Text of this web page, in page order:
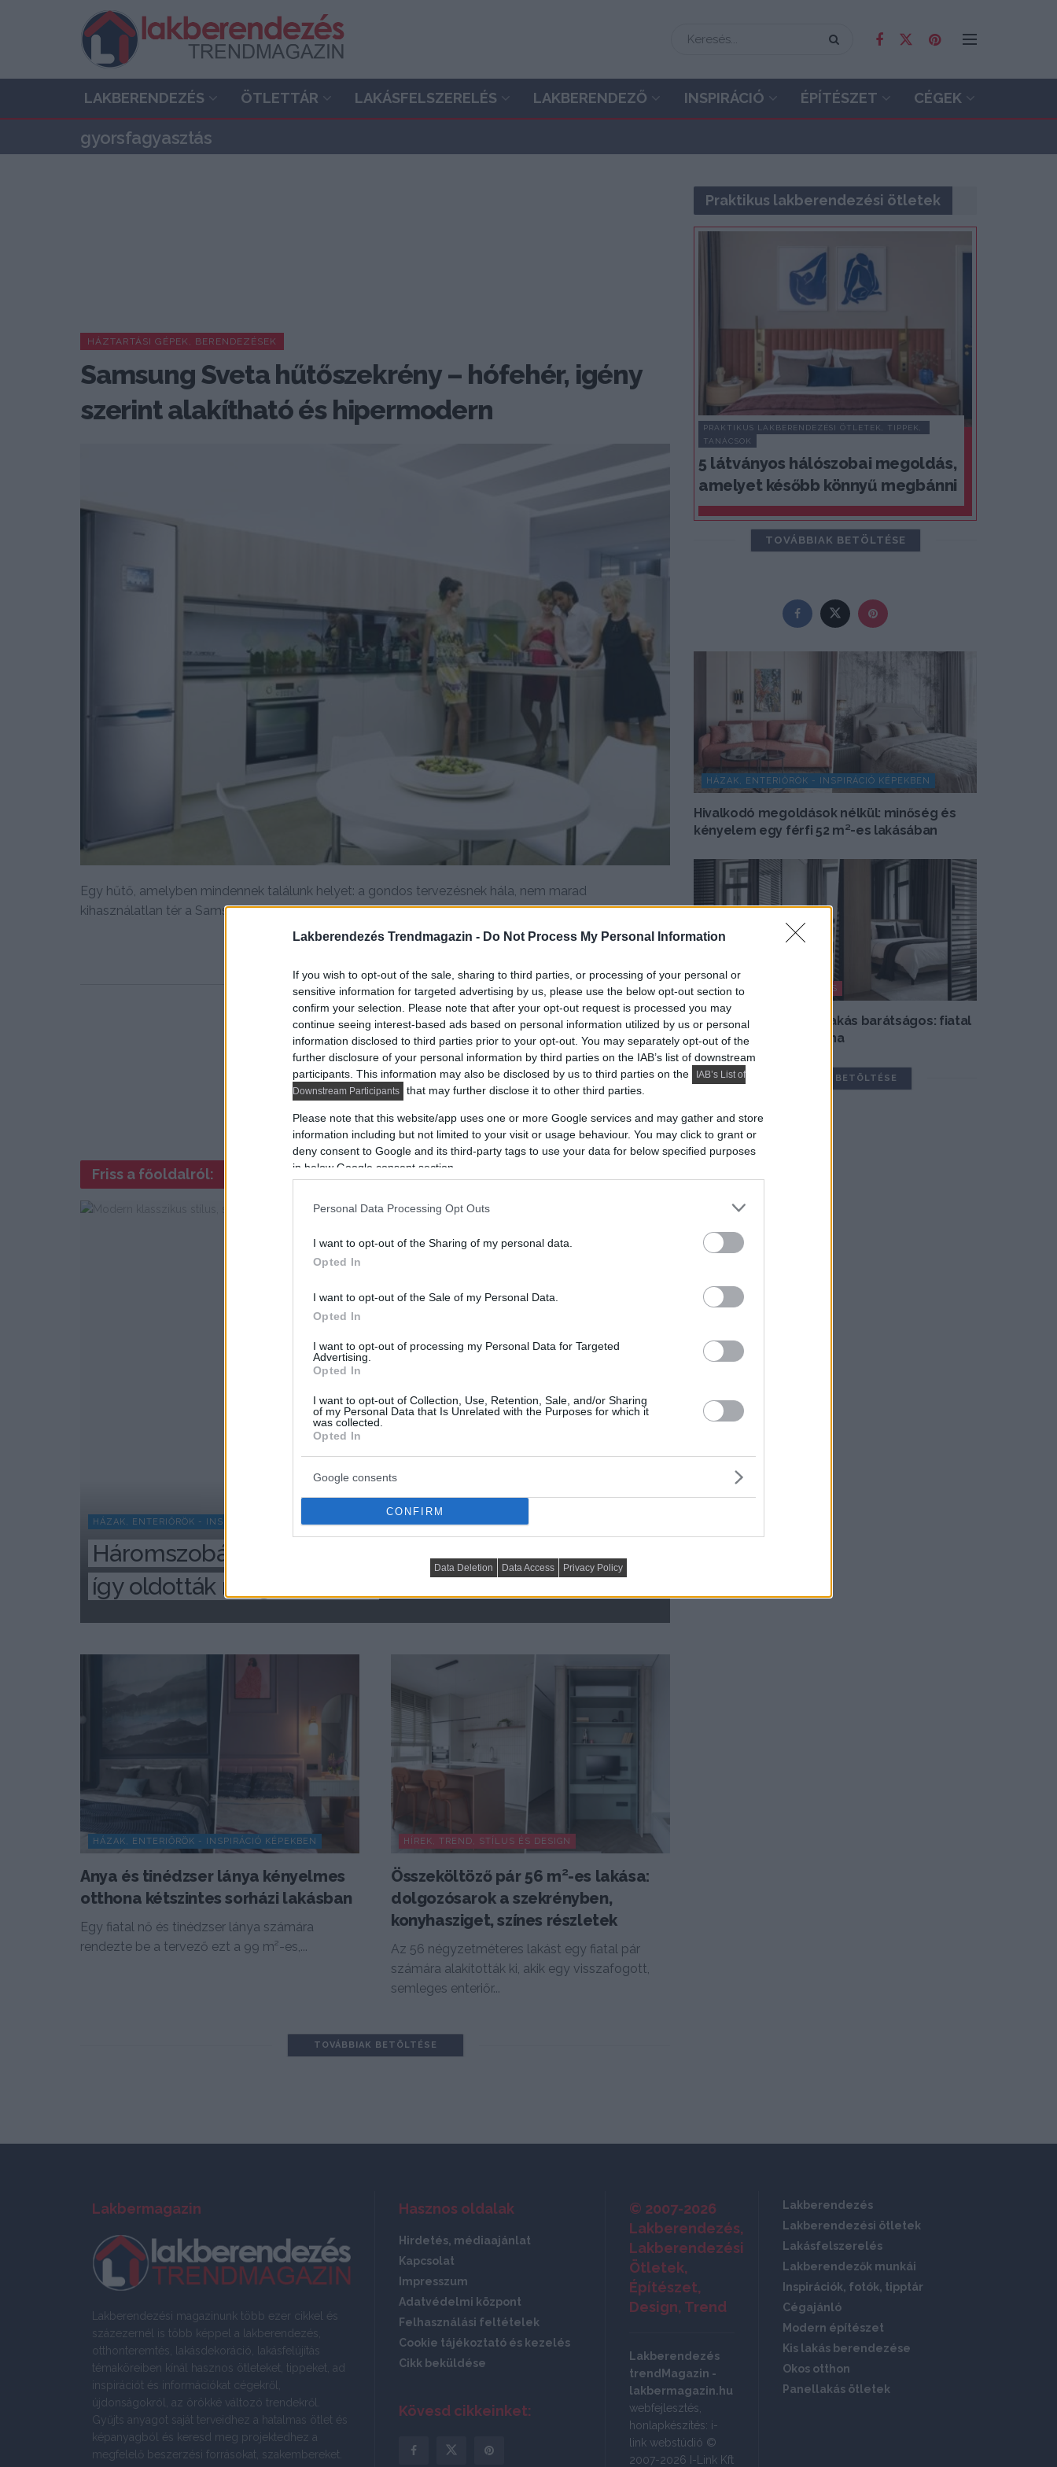
Lakberendezés Trendmagazin - Do Not Process My Personal Information
If you wish to opt-out of the sale, sharing to third parties, or processing of your personal or
sensitive information for targeted advertising by us, please use the below opt-out section to
confirm your selection. Please note that after your opt-out request is processed you may
continue seeing interest-based ads based on personal information utilized by us or personal
information disclosed to third parties prior to your opt-out. You may separately opt-out of the
further disclosure of your personal information by third parties on the IAB’s list of downstream
participants. This information may also be disclosed by us to third parties on the
IAB’s List of
Downstream Participants
that may further disclose it to other third parties.
Please note that this website/app uses one or more Google services and may gather and store
information including but not limited to your visit or usage behaviour. You may click to grant or
deny consent to Google and its third-party tags to use your data for below specified purposes
in below Google consent section.
Personal Data Processing Opt Outs
I want to opt-out of the Sharing of my personal data.
Opted In
I want to opt-out of the Sale of my Personal Data.
Opted In
I want to opt-out of processing my Personal Data for Targeted
Advertising.
Opted In
I want to opt-out of Collection, Use, Retention, Sale, and/or Sharing
of my Personal Data that Is Unrelated with the Purposes for which it
was collected.
Opted In
Google consents
CONFIRM
Data Deletion Data Access Privacy Policy
LAKBERENDEZÉS ÖTLETTÁR LAKÁSFELSZERELÉS LAKBERENDEZŐ INSPIRÁCIÓ ÉPÍTÉSZET CÉGEK
gyorsfagyasztás
HÁZTARTÁSI GÉPEK, BERENDEZÉSEK
Samsung Sveta hűtőszekrény – hófehér, igény
szerint alakítható és hipermodern
Egy hűtő, amelyben mindennek találunk helyet: a gondos tervezésnek hála, nem marad
kihasználatlan tér a Samsung...
DETAILS
Friss a főoldalról:
HÁZAK, ENTERIŐRÖK - INSPIRÁCIÓ KÉPEKBEN
Háromszobás lakást kellett négyszobássá alakítani:
így oldották meg 73 m²-en
HÁZAK, ENTERIŐRÖK - INSPIRÁCIÓ KÉPEKBEN
Anya és tinédzser lánya kényelmes
otthona kétszintes sorházi lakásban
Egy fiatal nő és tinédzser lánya számára
rendezte be a tervező ezt a 99 m²-es,...
HÍREK, TREND, STÍLUS ÉS DESIGN
Összeköltöző pár 56 m²-es lakása:
dolgozósarok a szekrényben,
konyhasziget, színes részletek
Az 56 négyzetméteres lakást egy fiatal pár
számára alakították ki, akik egy visszafogott,
semleges enteriőr...
TOVÁBBIAK BETÖLTÉSE
Praktikus lakberendezési ötletek
PRAKTIKUS LAKBERENDEZÉSI ÖTLETEK, TIPPEK,
TANÁCSOK
5 látványos hálószobai megoldás,
amelyet később könnyű megbánni
TOVÁBBIAK BETÖLTÉSE
HÁZAK, ENTERIŐRÖK - INSPIRÁCIÓ KÉPEKBEN
Hivalkodó megoldások nélkül: minőség és
kényelem egy férfi 52 m²-es lakásában
MODERN LAKBERENDEZÉS
Így lett a minimalista lakás barátságos: fiatal
pár új, 60 m²-es otthona
TOVÁBBIAK BETÖLTÉSE
Lakbermagazin
Lakberendezési magazinunk több ezer cikkel és
százezernél is több képpel a lakberendezés,
otthonteremtés, lakásdekoráció, lakásfelújítás
témaköreiben kínál hasznos ötleteket, tippeket, ad
inspirációt és információkat cégekről,
újdonságokról, az örökké változó trendekről.
Gyűjts anyagot saját terveidhez a hatalmas ötlet és
képanyagból és keresd meg projektedhez a
megfelelő beszerzési forrásokat, szakembereket.
Hasznos oldalak
Hirdetés, médiaajánlat
Kapcsolat
Impresszum
Adatvédelmi központ
Felhasználási feltételek
Cookie tájékoztató és kezelés
Cikk beküldése
Kövesd cikkeinket:
© 2007-2026
Lakberendezés,
Lakberendezési
Ötletek,
Építészet,
Design, Trend
Lakberendezés
trendMagazin -
lakbermagazin.hu
webfejlesztés,
honlapkészítés: i-
link webstúdió ©
2007-2026 I-Link Kft
Lakberendezés
Lakberendezési ötletek
Lakásfelszerelés
Lakberendezők munkái
Inspirációk, fotók, tipptár
Cégajánló
Modern építészet
Kis lakás berendezése
Okos otthon
Panellakás ötletek